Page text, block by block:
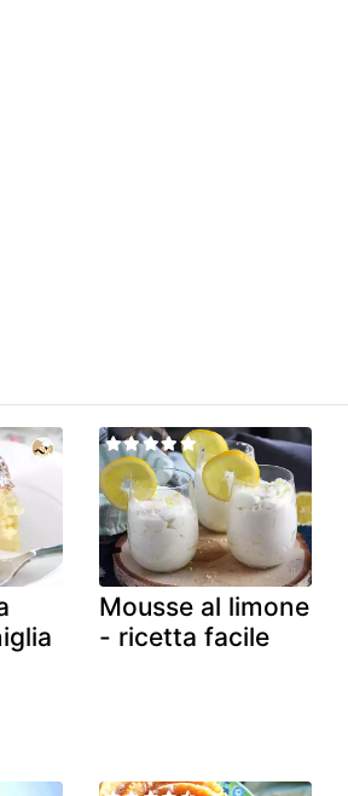
Mousse al limone
- ricetta facile